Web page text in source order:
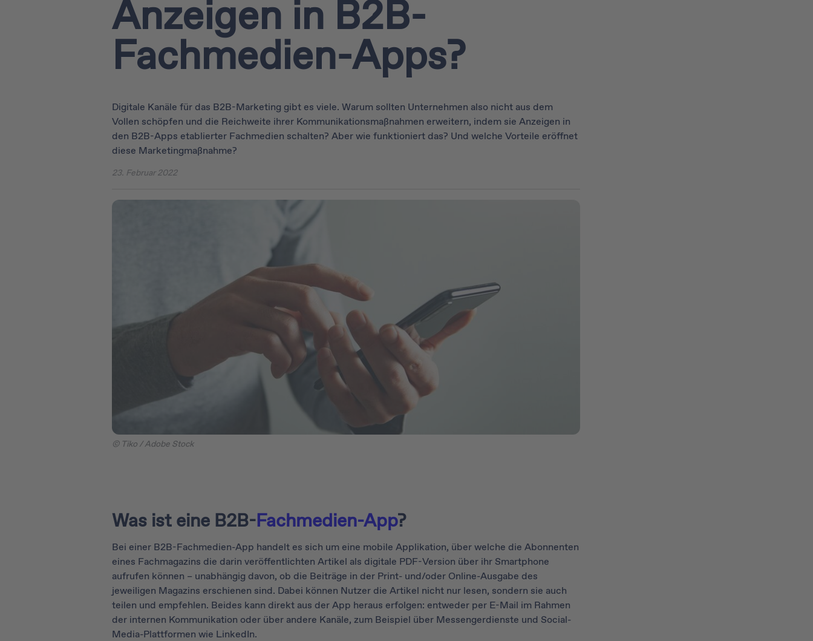
Anzeigen in B2B-
Fachmedien-Apps?
Digitale Kanäle für das B2B-Marketing gibt es viele. Warum sollten Unternehmen also nicht aus dem
Vollen schöpfen und die Reichweite ihrer Kommunikationsmaßnahmen erweitern, indem sie Anzeigen in
den B2B-Apps etablierter Fachmedien schalten? Aber wie funktioniert das? Und welche Vorteile eröffnet
diese Marketingmaßnahme?
23. Februar 2022
© Tiko / Adobe Stock
Was ist eine B2B-Fachmedien-App?
Bei einer B2B-Fachmedien-App handelt es sich um eine mobile Applikation, über welche die Abonnenten
eines Fachmagazins die darin veröffentlichten Artikel als digitale PDF-Version über ihr Smartphone
aufrufen können – unabhängig davon, ob die Beiträge in der Print- und/oder Online-Ausgabe des
jeweiligen Magazins erschienen sind. Dabei können Nutzer die Artikel nicht nur lesen, sondern sie auch
teilen und empfehlen. Beides kann direkt aus der App heraus erfolgen: entweder per E-Mail im Rahmen
der internen Kommunikation oder über andere Kanäle, zum Beispiel über Messengerdienste und Social-
Media-Plattformen wie LinkedIn.